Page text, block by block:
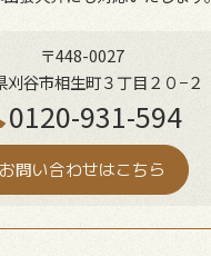
〒448-0027
刈谷市相生町３丁目２０−２
0120-931-594
お問い合わせはこちら